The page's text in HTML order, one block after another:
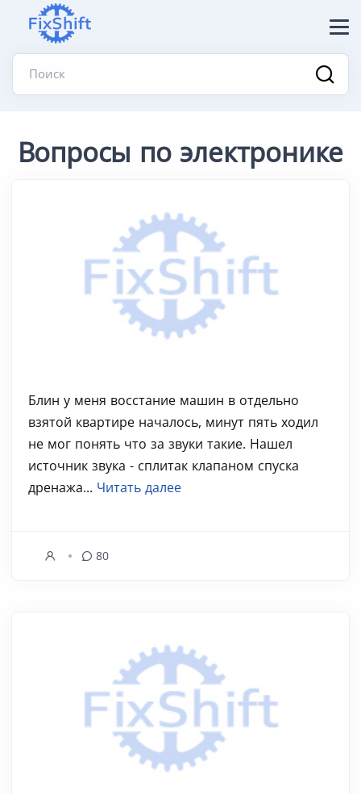
Поиск
Вопросы по электронике
Блин у меня восстание машин в отдельно
взятой квартире началось, минут пять ходил
не мог понять что за звуки такие. Нашел
источник звука - сплитак клапаном спуска
дренажа... Читать далее
80